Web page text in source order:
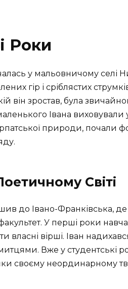
Роки
у мальовничому селі
гір і сріблястих
він зростав, була
Івана виховували
природи, почали
Світі
до Івано-Франківська,
У перші роки
власні вірші. Іван
Вже у студентські
своєму неординарному